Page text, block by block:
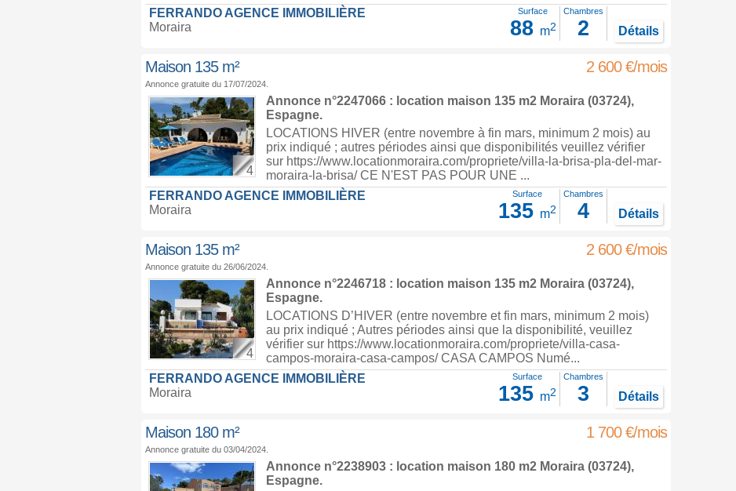
FERRANDO AGENCE IMMOBILIÈRE
Moraira
Surface
88 m2
Chambres
2 Détails
Maison 135 m² 2 600 €/mois
Annonce gratuite du 17/07/2024.
4
Annonce n°2247066 : location maison 135 m2 Moraira(03724),
Espagne.
LOCATIONS HIVER (entre novembre à fin mars, minimum 2 mois) au
prix indiqué ; autres périodes ainsi que disponibilités veuillez vérifier
sur https://www.locationmoraira.com/propriete/villa-la-brisa-pla-del-mar-
moraira-la-brisa/ CE N'EST PAS POUR UNE ...
FERRANDO AGENCE IMMOBILIÈRE
Moraira
Surface
135 m2
Chambres
4 Détails
Maison 135 m² 2 600 €/mois
Annonce gratuite du 26/06/2024.
4
Annonce n°2246718 : location maison 135 m2 Moraira(03724),
Espagne.
LOCATIONS D’HIVER (entre novembre et fin mars, minimum 2 mois)
au prix indiqué ; Autres périodes ainsi que la disponibilité, veuillez
vérifier sur https://www.locationmoraira.com/propriete/villa-casa-
campos-moraira-casa-campos/ CASA CAMPOS Numé...
FERRANDO AGENCE IMMOBILIÈRE
Moraira
Surface
135 m2
Chambres
3 Détails
Maison 180 m² 1 700 €/mois
Annonce gratuite du 03/04/2024.
Annonce n°2238903 : location maison 180 m2 Moraira(03724),
Espagne.